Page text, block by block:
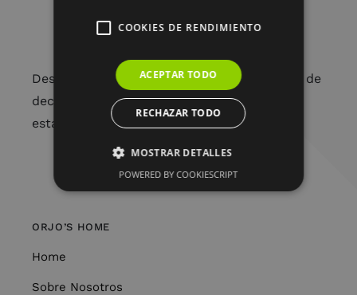
Desde arreglos florales únicos hasta piezas de
decoración cuidadosamente seleccionadas,
estamos aquí para embellecer tu vida.
ORJO’S HOME
Home
Sobre Nosotros
COOKIES DE RENDIMIENTO
ACEPTAR TODO
RECHAZAR TODO
MOSTRAR DETALLES
POWERED BY COOKIESCRIPT